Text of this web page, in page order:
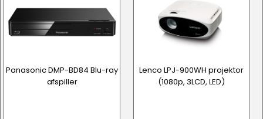
Panasonic DMP-BD84 Blu-ray
afspiller
Lenco LPJ-900WH projektor
(1080p, 3LCD, LED)